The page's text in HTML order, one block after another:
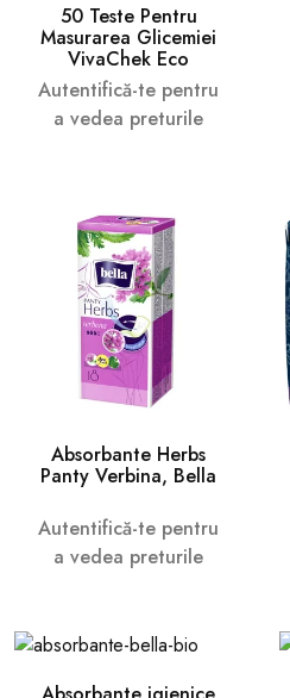
50 Teste Pentru
Masurarea Glicemiei
VivaChek Eco
Autentifică-te pentru
a vedea preturile
Absorbante Herbs
Panty Verbina, Bella
Autentifică-te pentru
a vedea preturile